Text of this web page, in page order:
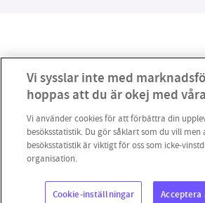
Vi sysslar inte med
hoppas att du är okej med
Vi använder cookies för att förbättra din
besöksstatistik. Du gör såklart som du vill men
besöksstatistik är viktigt för oss som icke-
organisation.
Cookie-inställningar